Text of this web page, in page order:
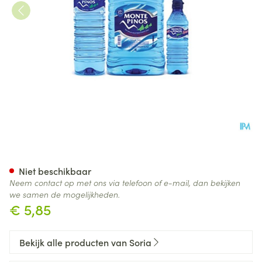
€ 5,85
Niet beschikbaar
Neem contact op met ons via telefoon of e-mail, dan bekijken
we samen de mogelijkheden.
Bekijk alle producten van Soria